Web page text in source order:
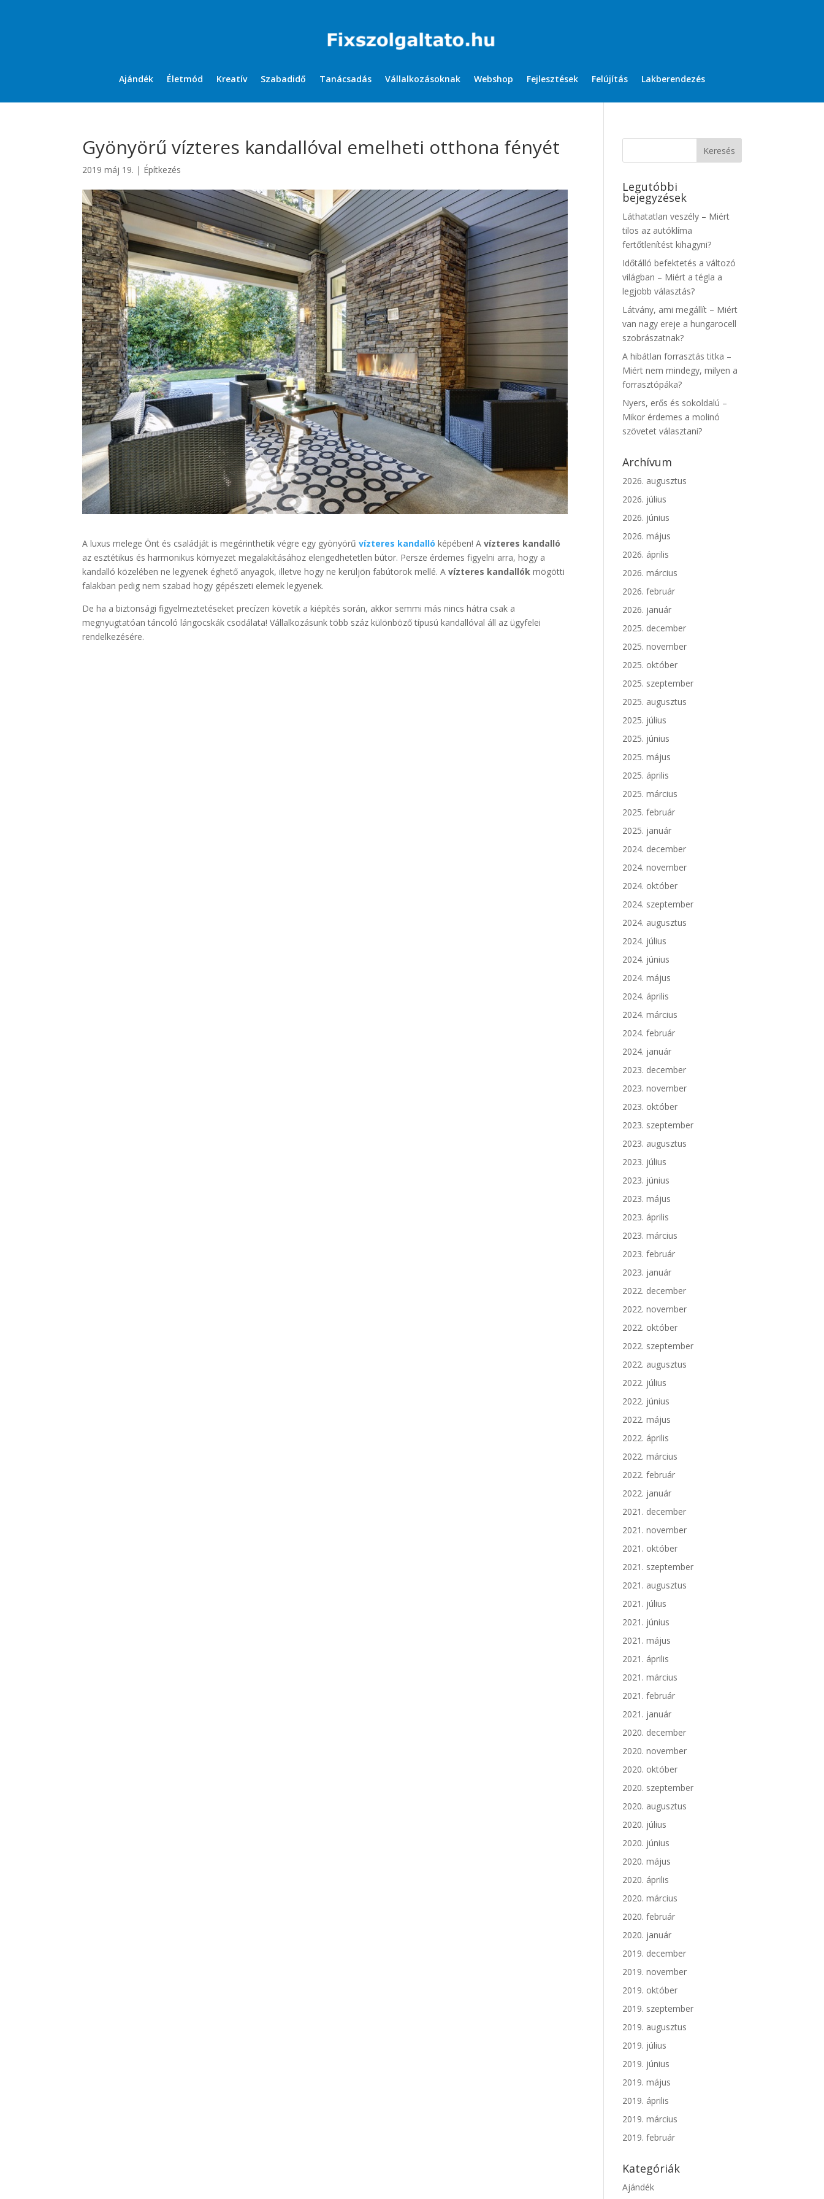
Ajándék Életmód Kreatív Szabadidő Tanácsadás Vállalkozásoknak Webshop Fejlesztések Felújítás Lakberendezés
Gyönyörű vízteres kandallóval emelheti otthona fényét
2019 máj 19. | Építkezés
A luxus melege Önt és családját is megérinthetik végre egy gyönyörűvízteres kandalló képében! Avízteres kandalló
az esztétikus és harmonikus környezet megalakításához elengedhetetlen bútor. Persze érdemes figyelni arra, hogy a
kandalló közelében ne legyenek éghető anyagok, illetve hogy ne kerüljön fabútorok mellé. Avízteres kandallók mögötti
falakban pedig nem szabad hogy gépészeti elemek legyenek.
De ha a biztonsági figyelmeztetéseket precízen követik a kiépítés során, akkor semmi más nincs hátra csak a
megnyugtatóan táncoló lángocskák csodálata! Vállalkozásunk több száz különböző típusú kandallóval áll az ügyfelei
rendelkezésére.
Legutóbbi
bejegyzések
Láthatatlan veszély – Miért
tilos az autóklíma
fertőtlenítést kihagyni?
Időtálló befektetés a változó
világban – Miért a tégla a
legjobb választás?
Látvány, ami megállít – Miért
van nagy ereje a hungarocell
szobrászatnak?
A hibátlan forrasztás titka –
Miért nem mindegy, milyen a
forrasztópáka?
Nyers, erős és sokoldalú –
Mikor érdemes a molinó
szövetet választani?
Archívum
2026. augusztus
2026. július
2026. június
2026. május
2026. április
2026. március
2026. február
2026. január
2025. december
2025. november
2025. október
2025. szeptember
2025. augusztus
2025. július
2025. június
2025. május
2025. április
2025. március
2025. február
2025. január
2024. december
2024. november
2024. október
2024. szeptember
2024. augusztus
2024. július
2024. június
2024. május
2024. április
2024. március
2024. február
2024. január
2023. december
2023. november
2023. október
2023. szeptember
2023. augusztus
2023. július
2023. június
2023. május
2023. április
2023. március
2023. február
2023. január
2022. december
2022. november
2022. október
2022. szeptember
2022. augusztus
2022. július
2022. június
2022. május
2022. április
2022. március
2022. február
2022. január
2021. december
2021. november
2021. október
2021. szeptember
2021. augusztus
2021. július
2021. június
2021. május
2021. április
2021. március
2021. február
2021. január
2020. december
2020. november
2020. október
2020. szeptember
2020. augusztus
2020. július
2020. június
2020. május
2020. április
2020. március
2020. február
2020. január
2019. december
2019. november
2019. október
2019. szeptember
2019. augusztus
2019. július
2019. június
2019. május
2019. április
2019. március
2019. február
Kategóriák
Ajándék